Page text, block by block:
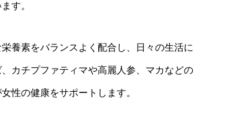
す。
養素をバランスよく配合し、日々の生活に
カチプファティマや高麗人参、マカなどの
性の健康をサポートします。